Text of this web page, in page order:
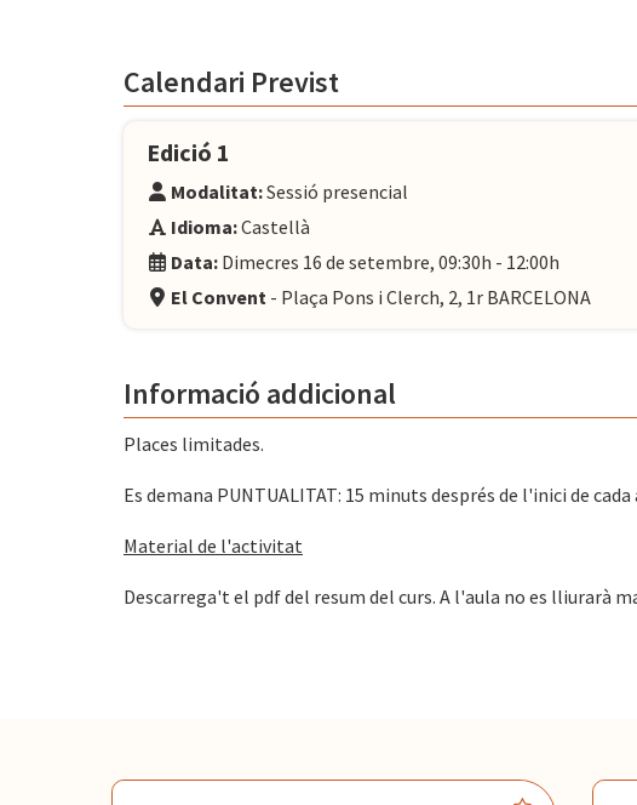
Calendari Previst
Edició 1
Modalitat:Sessió presencial
Idioma:Castellà
Data: Dimecres 16 de setembre, 09:30h - 12:00h
El Convent - Plaça Pons i Clerch, 2, 1r BARCELONA
Informació addicional
Places limitades.
Es demana PUNTUALITAT: 15 minuts després de l'inici de
Material de l'activitat
Descarrega't el pdf del resum del curs. A l'aula no es lliurarà